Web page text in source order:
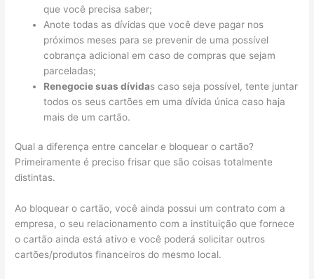
que você precisa saber;
Anote todas as dívidas que você deve pagar nos
próximos meses para se prevenir de uma possível
cobrança adicional em caso de compras que sejam
parceladas;
Renegocie suas dívidas caso seja possível, tente juntar
todos os seus cartões em uma dívida única caso haja
mais de um cartão.
Qual a diferença entre cancelar e bloquear o cartão?
Primeiramente é preciso frisar que são coisas totalmente
distintas.
Ao bloquear o cartão, você ainda possui um contrato com a
empresa, o seu relacionamento com a instituição que fornece
o cartão ainda está ativo e você poderá solicitar outros
cartões/produtos financeiros do mesmo local.